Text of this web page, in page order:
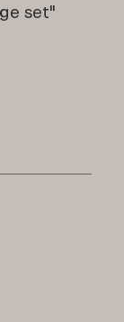
set"